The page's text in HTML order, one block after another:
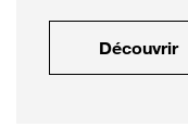
Découvrir